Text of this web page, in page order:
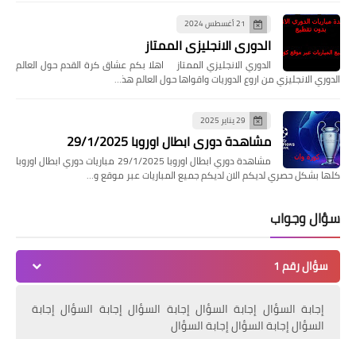
21 أغسطس 2024
الدوري الانجليزي الممتاز
الدوري الانجليزي الممتاز اهلا بكم عشاق كرة القدم حول العالم
الدوري الانجليزي من اروع الدوريات واقواها حول العالم هذ…
29 يناير 2025
مشاهدة دوري ابطال اوروبا 29/1/2025
مشاهدة دوري ابطال اوروبا 29/1/2025 مباريات دوري ابطال اوروبا
كلها بشكل حصري لديكم الان لديكم جميع المباريات عبر موقع و…
سؤال وجواب
سؤال رقم 1
إجابة السؤال إجابة السؤال إجابة السؤال إجابة السؤال إجابة
السؤال إجابة السؤال إجابة السؤال